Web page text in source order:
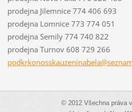
prodejna Jilemnice 774 406 693
prodejna Lomnice 773 774 051
prodejna Semily 774 740 822
prodejna Turnov 608 729 266
podkrkonosskauzeninabela
© 2012 Všechna práva